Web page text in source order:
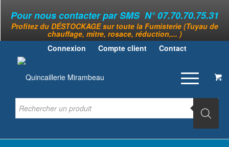
Pour nous contacter par SMS N° 07.70.70.75.31
Profitez du DÉSTOCKAGE sur toute la Fumisterie (Tuyau de
chauffage, mitre, rosace, réduction,... )
Connexion
Compte client Contact